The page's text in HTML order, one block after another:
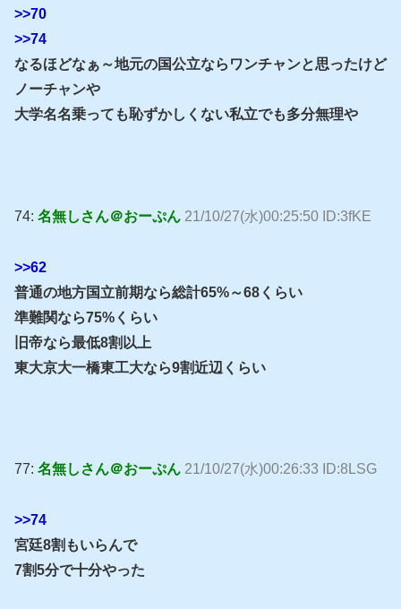
>>70
>>74
なるほどなぁ～地元の国公立ならワンチャンと思ったけど
ノーチャンや
大学名名乗っても恥ずかしくない私立でも多分無理や
74: 名無しさん＠おーぷん 21/10/27(水)00:25:50 ID:3fKE
>>62
普通の地方国立前期なら総計65%～68くらい
準難関なら75%くらい
旧帝なら最低8割以上
東大京大一橋東工大なら9割近辺くらい
77: 名無しさん＠おーぷん 21/10/27(水)00:26:33 ID:8LSG
>>74
宮廷8割もいらんで
7割5分で十分やった